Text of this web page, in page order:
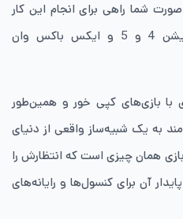
شما راهی برای انجام این کار
حداقل در کنسول‌های پلی ‌استیشن 4 و 5 و ایکس ‌باکس وان
با بازی‌های کپی خور و همین‌طور
به یک شبیه‌ساز واقعی از دنیای
همان چیزی است که انتظارش را
آن برای کنسول‌ها و رایانه‌های